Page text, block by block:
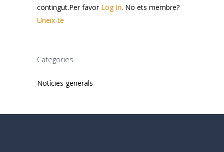
contingut.Per favor Log In. No ets membre?
Uneix-te
Categories
Notícies generals